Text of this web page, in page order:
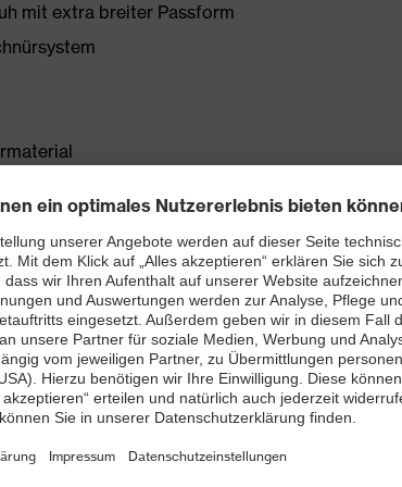
mit extra breiter Passform
Nr.: 86937-9)
Zwischensohle
MACSOLE®-Gummilaufsohle